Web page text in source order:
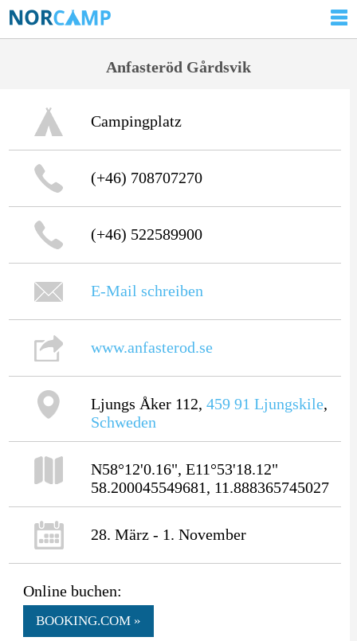
Anfasteröd Gårdsvik
Campingplatz
(+46) 708707270
(+46) 522589900
E-Mail schreiben
www.anfasterod.se
Ljungs Åker 112, 459 91 Ljungskile,
Schweden
N58°12'0.16", E11°53'18.12"
58.200045549681, 11.888365745027
28. März - 1. November
Online buchen:
BOOKING.COM »